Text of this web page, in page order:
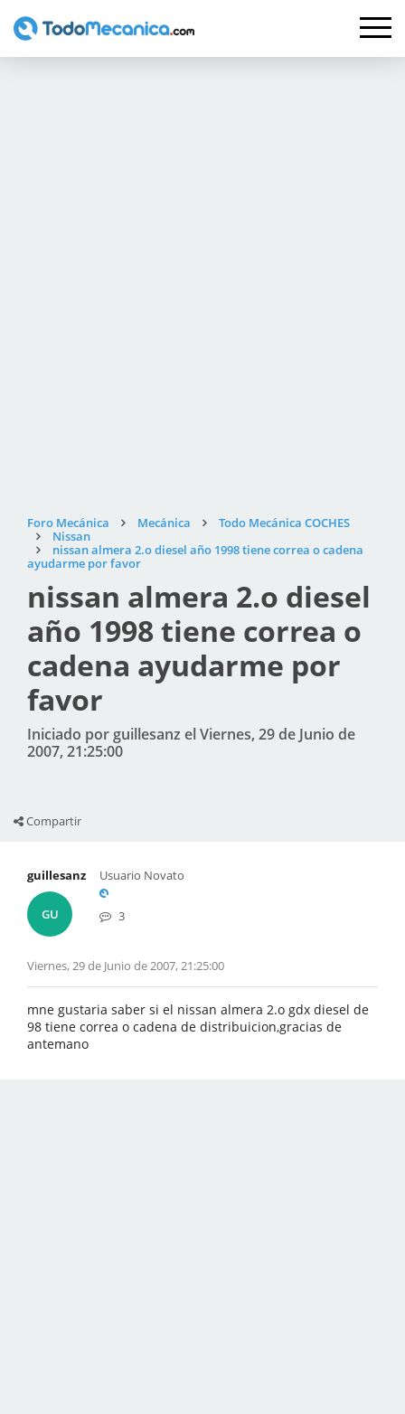
Foro Mecánica Mecánica
Todo Mecánica COCHES
Nissan
nissan almera 2.o diesel año 1998 tiene correa o cadena
ayudarme por favor
nissan almera 2.o diesel
año 1998 tiene correa o
cadena ayudarme por
favor
Iniciado por guillesanz el Viernes, 29 de Junio de
2007, 21:25:00
Compartir
guillesanz
GU
Usuario Novato
3
Viernes, 29 de Junio de 2007, 21:25:00
mne gustaria saber si el nissan almera 2.o gdx diesel de
98 tiene correa o cadena de distribuicion,gracias de
antemano